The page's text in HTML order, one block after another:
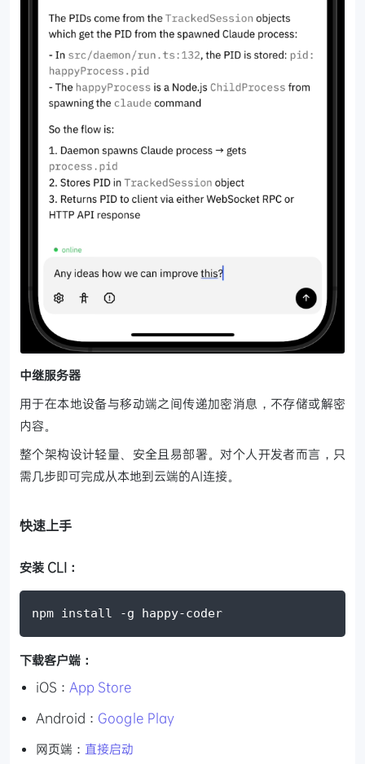
中继服务器
用于在本地设备与移动端之间传递加密消息，不存储或解密
内容。
整个架构设计轻量、安全且易部署。对个人开发者而言，只
需几步即可完成从本地到云端的AI连接。
快速上手
安装 CLI：
npm install -g happy-coder
下载客户端：
iOS： App Store
Android： Google Play
网页端： 直接启动